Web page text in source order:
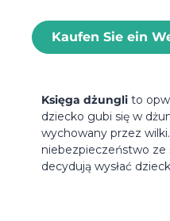
Kaufen Sie ein
Księga dżungli to
dziecko gubi się w
wychowany przez
niebezpieczeństwo ze
decydują wysłać